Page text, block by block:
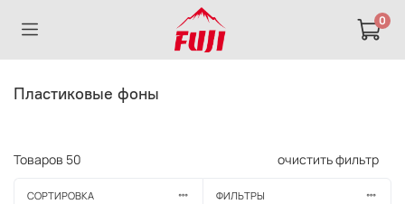
0
Пластиковые фоны
Товаров 50 очистить фильтр
СОРТИРОВКА ФИЛЬТРЫ